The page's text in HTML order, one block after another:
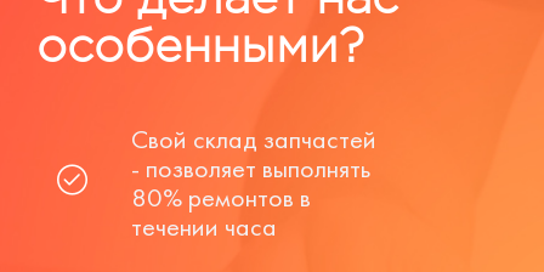
особенными?
Свой склад запчастей
- позволяет выполнять
80% ремонтов в
течении часа